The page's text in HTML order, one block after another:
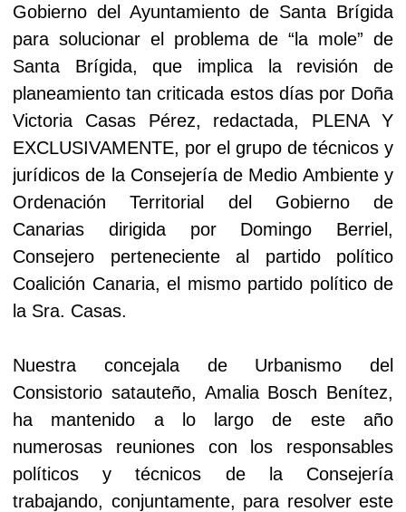
Gobierno del Ayuntamiento de Santa Brígida
para solucionar el problema de “la mole” de
Santa Brígida, que implica la revisión de
planeamiento tan criticada estos días por Doña
Victoria Casas Pérez, redactada, PLENA Y
EXCLUSIVAMENTE, por el grupo de técnicos y
jurídicos de la Consejería de Medio Ambiente y
Ordenación Territorial del Gobierno de
Canarias dirigida por Domingo Berriel,
Consejero perteneciente al partido político
Coalición Canaria, el mismo partido político de
la Sra. Casas.
Nuestra concejala de Urbanismo del
Consistorio satauteño, Amalia Bosch Benítez,
ha mantenido a lo largo de este año
numerosas reuniones con los responsables
políticos y técnicos de la Consejería
trabajando, conjuntamente, para resolver este